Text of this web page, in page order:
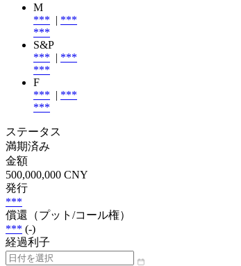
M
*** | ***
***
S&P
*** | ***
***
F
*** | ***
***
ステータス
満期済み
金額
500,000,000 CNY
発行
***
償還（プット/コール権）
*** (-)
経過利子